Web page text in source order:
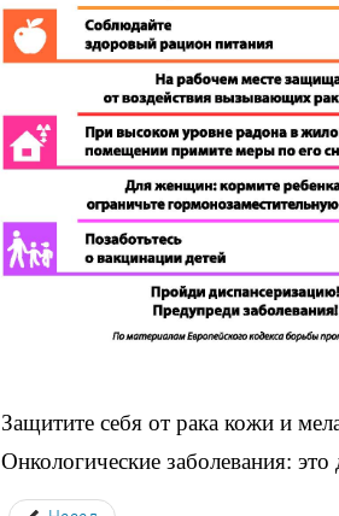
Защитите себя от рака кожи и
Онкологические заболевания: